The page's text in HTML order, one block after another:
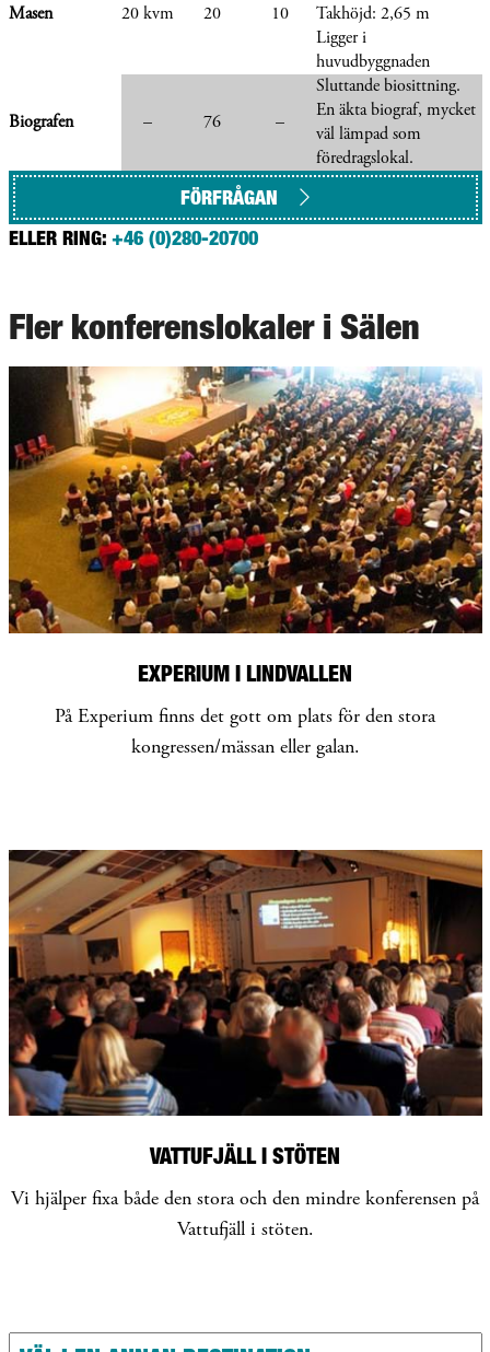
Masen 20 kvm 20 10
Takhöjd: 2,65 m
Ligger i
huvudbyggnaden
Biografen – 76 –
Sluttande biosittning.
En äkta biograf, mycket
väl lämpad som
föredragslokal.
FÖRFRÅGAN
ELLER RING: +46 (0)280-20700
Fler konferenslokaler i Sälen
EXPERIUM I LINDVALLEN
På Experium finns det gott om plats för den stora
kongressen/mässan eller galan.
VATTUFJÄLL I STÖTEN
Vi hjälper fixa både den stora och den mindre konferensen på
Vattufjäll i stöten.